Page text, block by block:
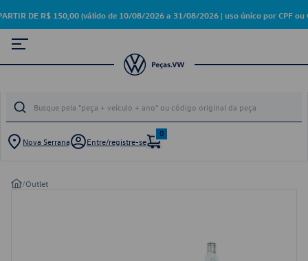
DE R$ 150,00 (válido de 10/08/2026 a 31/08/2026 | uso único por CPF ou
Nova Serrana Entre/registre-se
0
/Outlet